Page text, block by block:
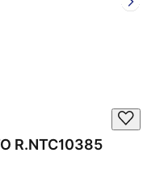
R.NTC10385